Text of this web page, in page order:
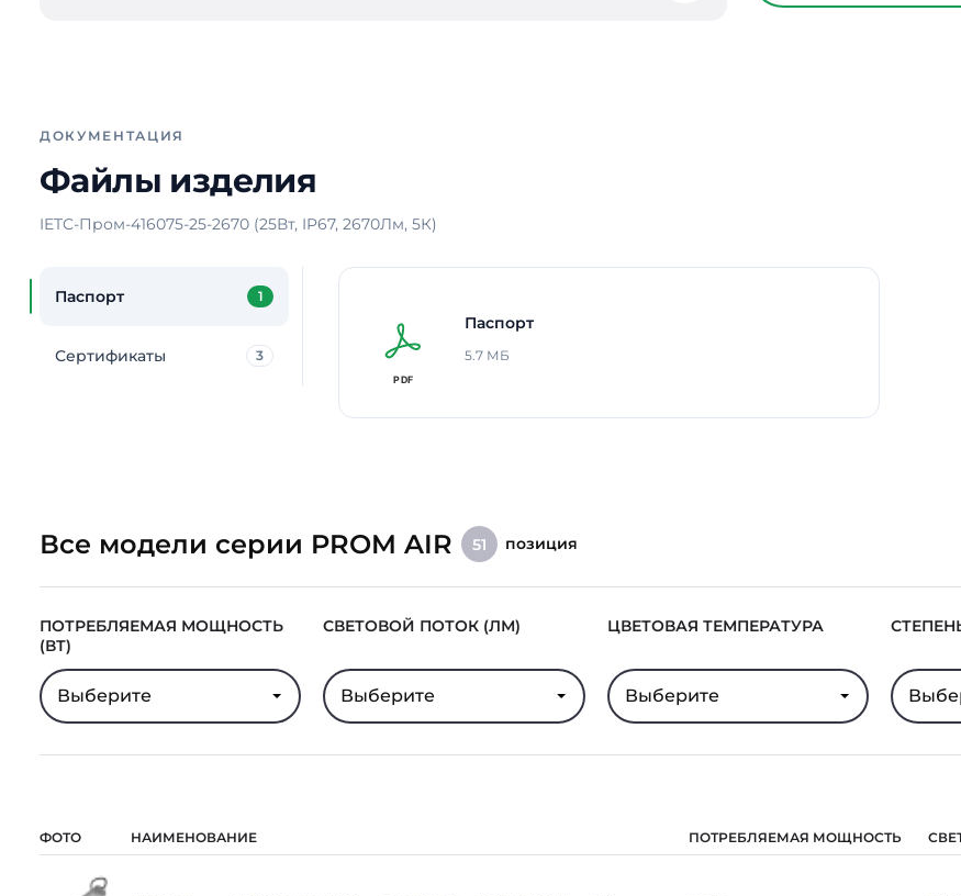
ДОКУМЕНТАЦИЯ
Файлы изделия
IETC-Пром-416075-25-2670 (25Вт, IP67, 2670Лм, 5К)
Паспорт 1
Сертификаты 3
Паспорт
5.7 МБ
Все модели серии PROM AIR 51 позиция
ПОТРЕБЛЯЕМАЯ МОЩНОСТЬ
(ВТ)
Выберите
СВЕТОВОЙ ПОТОК (ЛМ)
Выберите
ЦВЕТОВАЯ ТЕМПЕРАТУРА
Выберите
ФОТО НАИМЕНОВАНИЕ ПОТРЕБЛЯЕМАЯ МОЩНОСТЬ